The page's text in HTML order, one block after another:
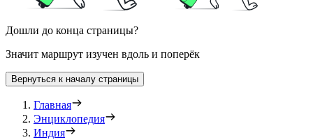
Дошли до конца страницы?
Значит маршрут изучен вдоль и поперёк
Вернуться к началу страницы
Главная
Энциклопедия
Индия